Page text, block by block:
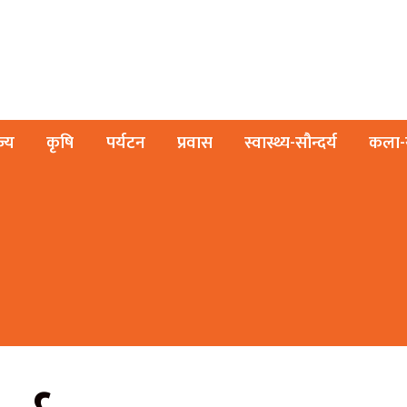
कृषि पर्यटन प्रवास स्वास्थ्य-सौन्दर्य कला-